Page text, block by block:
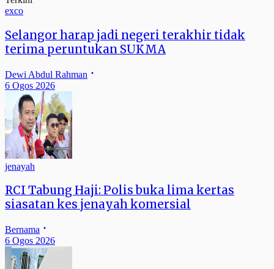
exco
Selangor harap jadi negeri terakhir tidak
terima peruntukan SUKMA
Dewi Abdul Rahman
6 Ogos 2026
jenayah
RCI Tabung Haji: Polis buka lima kertas
siasatan kes jenayah komersial
Bernama
6 Ogos 2026